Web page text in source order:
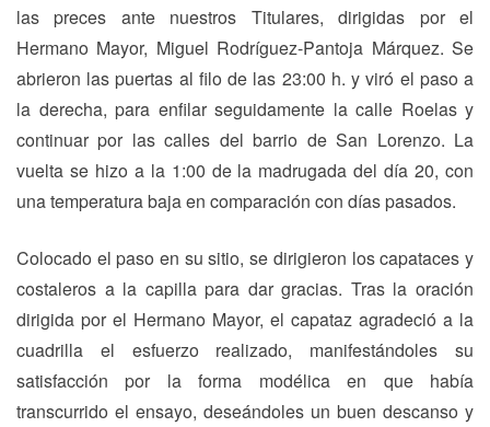
las preces ante nuestros Titulares, dirigidas por el
Hermano Mayor, Miguel Rodríguez-Pantoja Márquez. Se
abrieron las puertas al filo de las 23:00 h. y viró el paso a
la derecha, para enfilar seguidamente la calle Roelas y
continuar por las calles del barrio de San Lorenzo. La
vuelta se hizo a la 1:00 de la madrugada del día 20, con
una temperatura baja en comparación con días pasados.
Colocado el paso en su sitio, se dirigieron los capataces y
costaleros a la capilla para dar gracias. Tras la oración
dirigida por el Hermano Mayor, el capataz agradeció a la
cuadrilla el esfuerzo realizado, manifestándoles su
satisfacción por la forma modélica en que había
transcurrido el ensayo, deseándoles un buen descanso y